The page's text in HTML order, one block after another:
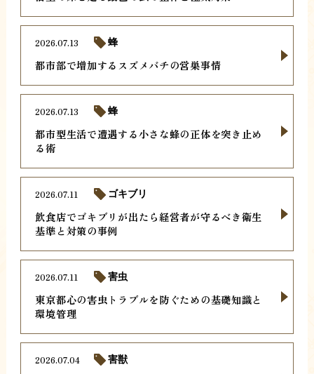
都市部で増加するスズメバチの営巣事情
2026.07.13 蜂
都市型生活で遭遇する小さな蜂の正体を突き止め
る術
2026.07.13 蜂
飲食店でゴキブリが出たら経営者が守るべき衛生
基準と対策の事例
2026.07.11 ゴキブリ
東京都心の害虫トラブルを防ぐための基礎知識と
環境管理
2026.07.11 害虫
2026.07.04 害獣